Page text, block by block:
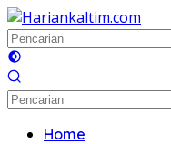
Langsung
ke
konten
Home